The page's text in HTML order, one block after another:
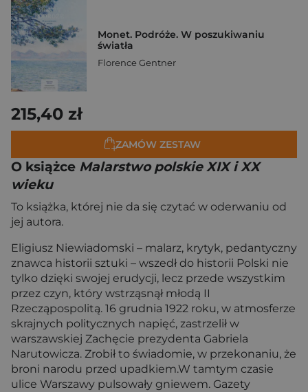
Monet. Podróże. W poszukiwaniu
światła
Florence Gentner
215,40 zł
ZAMÓW ZESTAW
O książce Malarstwo polskie XIX i XX
wieku
To książka, której nie da się czytać w oderwaniu od
jej autora.
Eligiusz Niewiadomski – malarz, krytyk, pedantyczny
znawca historii sztuki – wszedł do historii Polski nie
tylko dzięki swojej erudycji, lecz przede wszystkim
przez czyn, który wstrząsnął młodą II
Rzecząpospolitą. 16 grudnia 1922 roku, w atmosferze
skrajnych politycznych napięć, zastrzelił w
warszawskiej Zachęcie prezydenta Gabriela
Narutowicza. Zrobił to świadomie, w przekonaniu, że
broni narodu przed upadkiem.W tamtym czasie
ulice Warszawy pulsowały gniewem. Gazety